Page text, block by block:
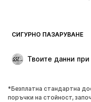
ОБУВКИ
НОВО
Отворени обувки
СИГУРНО ПАЗАРУВАНЕ
Твоите данни
*Безплатна стандартна
поръчки на стойност,